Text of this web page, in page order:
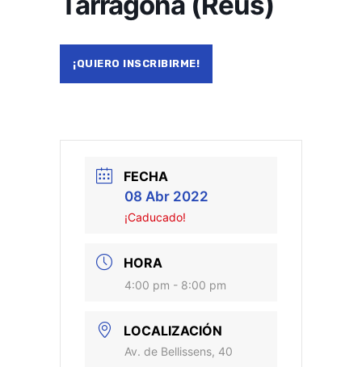
¡QUIERO INSCRIBIRME!
FECHA
08 Abr 2022
¡Caducado!
HORA
4:00 pm - 8:00 pm
LOCALIZACIÓN
Av. de Bellissens, 40